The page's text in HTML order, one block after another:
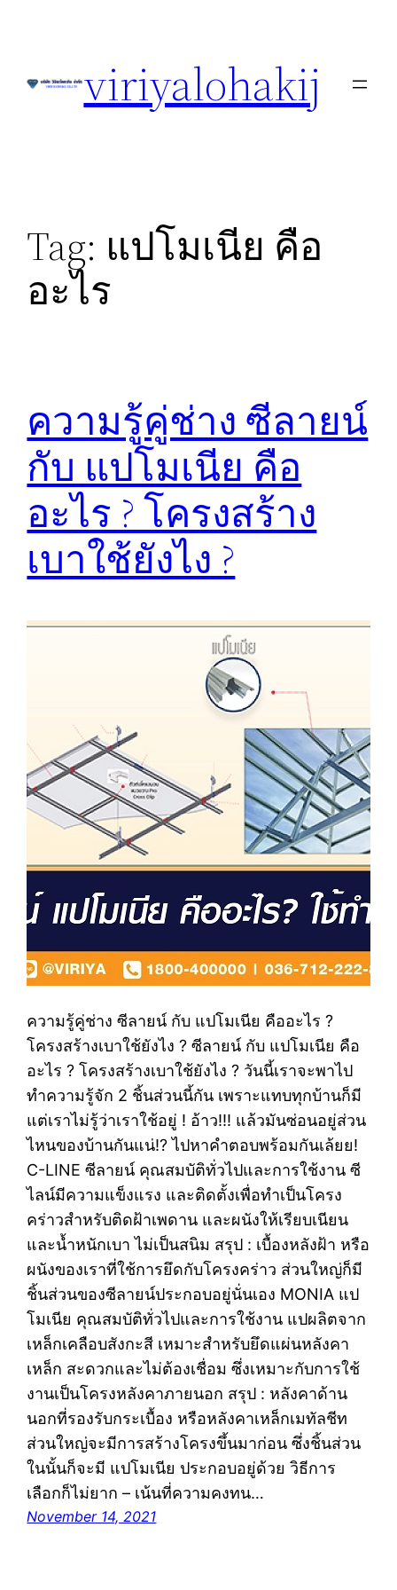
viriyalohakij
Tag: แปโมเนีย คือ
อะไร
ความรู้คู่ช่าง ซีลายน์
กับ แปโมเนีย คือ
อะไร ? โครงสร้าง
เบาใช้ยังไง ?
ความรู้คู่ช่าง ซีลายน์ กับ แปโมเนีย คืออะไร ?
โครงสร้างเบาใช้ยังไง ? ซีลายน์ กับ แปโมเนีย คือ
อะไร ? โครงสร้างเบาใช้ยังไง ? วันนี้เราจะพาไป
ทำความรู้จัก 2 ชิ้นส่วนนี้กัน เพราะแทบทุกบ้านก็มี
แต่เราไม่รู้ว่าเราใช้อยู่ ! อ้าว!!! แล้วมันซ่อนอยู่ส่วน
ไหนของบ้านกันแน่!? ไปหาคำตอบพร้อมกันเล้ยย!
C-LINE ซีลายน์ คุณสมบัติทั่วไปและการใช้งาน ซี
ไลน์มีความแข็งแรง และติดตั้งเพื่อทำเป็นโครง
คร่าวสำหรับติดฝ้าเพดาน และผนังให้เรียบเนียน
และน้ำหนักเบา ไม่เป็นสนิม สรุป : เบื้องหลังฝ้า หรือ
ผนังของเราที่ใช้การยึดกับโครงคร่าว ส่วนใหญ่ก็มี
ชิ้นส่วนของซีลายน์ประกอบอยู่นั่นเอง MONIA แป
โมเนีย คุณสมบัติทั่วไปและการใช้งาน แปผลิตจาก
เหล็กเคลือบสังกะสี เหมาะสำหรับยึดแผ่นหลังคา
เหล็ก สะดวกและไม่ต้องเชื่อม ซึ่งเหมาะกับการใช้
งานเป็นโครงหลังคาภายนอก สรุป : หลังคาด้าน
นอกที่รองรับกระเบื้อง หรือหลังคาเหล็กเมทัลชีท
ส่วนใหญ่จะมีการสร้างโครงขึ้นมาก่อน ซึ่งชิ้นส่วน
ในนั้นก็จะมี แปโมเนีย ประกอบอยู่ด้วย วิธีการ
เลือกก็ไม่ยาก – เน้นที่ความคงทน…
November 14, 2021